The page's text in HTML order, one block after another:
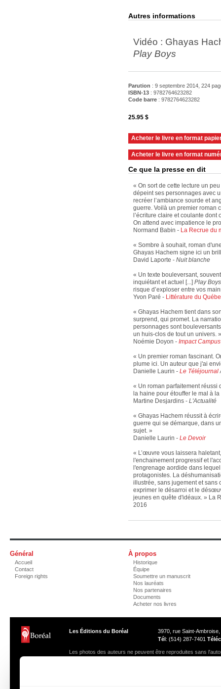
Autres informations
Vidéo : Ghayas
Play Boys
Parution : 9 septembre 2014, 224
ISBN-13 : 9782764623282
Code barre : 9782764623282
25.95 $
Acheter le livre en format
Acheter le livre en format
Ce que la presse en dit
« On sort de cette lecture un
dépeint ses personnages avec
recréer l’ambiance sourde et
guerre. Voilà un premier roman
l’écriture claire et coulante dont
On attend avec impatience le
Normand Babin - La Recrue du
« Sombre à souhait, roman
Ghayas Hachem signe ici un
David Laporte - Nuit blanche
« Un texte bouleversant,
inquiétant et actuel [...] Play Boys
risque d’exploser entre vos
Yvon Paré - Littérature du
« Ghayas Hachem tient dans
surprend, qui promet. La
personnages sont
un huis-clos de tout un univers. »
Noémie Doyon - Impact Campus
« Un premier roman fascinant.
plume ici. Un auteur que j'ai
Danielle Laurin - Le Téléjournal
« Un roman parfaitement réussi
la haine pour étouffer le mal à la
Martine Desjardins - L'Actualité
« Ghayas Hachem réussit à
guerre qui se démarque, dans
sujet. »
Danielle Laurin - Le Devoir
« L’œuvre vous laissera
l'enchainement progressif et
l'engrenage aordide dans
protagonistes. La
illustrée, sans jugement et sans
exprimer le désarroi et le
jeunes en quête d'idéaux. » La
2016
Général
Accueil
Contact
Foreign rights
À propos
Historique
Équipe
Soumettre un manuscrit
Nos lauréats
Nos partenaires
Documents
Acheter nos livres
Les Éditions du Boréal
3970, rue Saint-
Tél : (514) 287-7401 Téléc
Les photos des auteurs ne peuvent être reproduites sans